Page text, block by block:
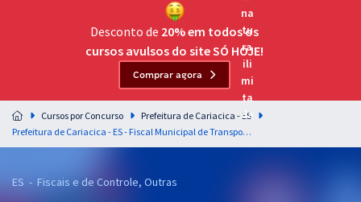
Assinatura OAB Até Passar
Acesso ilimitado a toda preparação para o Exame da
Residências Multiprofissionais
Preparação completa e intensiva para as principais
residências em saúde do Brasil
Desconto de 20% em todos os
cursos avulsos do site SÓ HOJE!
Comprar agora
Cursos por Concurso
Prefeitura de Cariacica - ES
Prefeitura de Cariacica - ES - Fiscal Municipal de Transportes
ES - Fiscais e de Controle, Outras